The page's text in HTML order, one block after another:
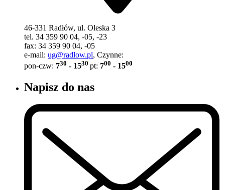
46-331 Radłów, ul. Oleska 3
tel. 34 359 90 04, -05, -23
fax: 34 359 90 04, -05
e-mail: ug@radlow.pl, Czynne:
pon-czw: 730 - 1530 pt: 700 - 1500
Napisz do nas